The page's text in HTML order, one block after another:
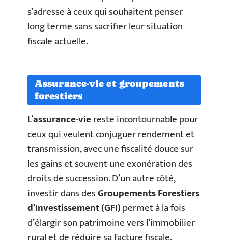
s’adresse à ceux qui souhaitent penser
long terme sans sacrifier leur situation
fiscale actuelle.
Assurance-vie et groupements
forestiers
L’assurance-viereste incontournable pour
ceux qui veulent conjuguer rendement et
transmission, avec une fiscalité douce sur
les gains et souvent une exonération des
droits de succession. D’un autre côté,
investir dans desGroupements Forestiers
d’Investissement (GFI)permet à la fois
d’élargir son patrimoine vers l’immobilier
rural et de réduire sa facture fiscale.